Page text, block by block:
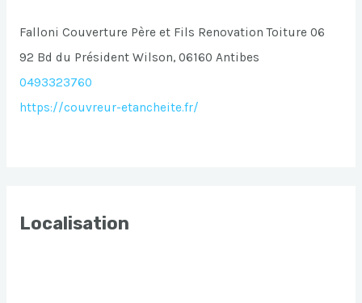
Falloni Couverture Père et Fils Renovation Toiture 06
92 Bd du Président Wilson, 06160 Antibes
0493323760
https://couvreur-etancheite.fr/
Localisation